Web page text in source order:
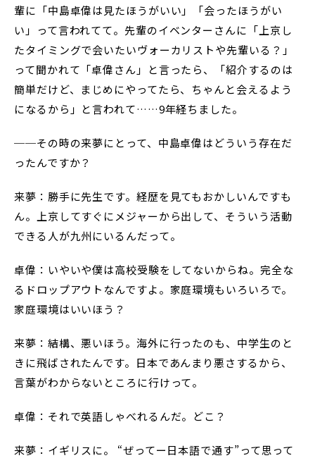
輩に「中島卓偉は見たほうがいい」「会ったほうがい
い」って言われてて。先輩のイベンターさんに「上京し
たタイミングで会いたいヴォーカリストや先輩いる？」
って聞かれて「卓偉さん」と言ったら、「紹介するのは
簡単だけど、まじめにやってたら、ちゃんと会えるよう
になるから」と言われて……9年経ちました。
──その時の来夢にとって、中島卓偉はどういう存在だ
ったんですか？
来夢：勝手に先生です。経歴を見てもおかしいんですも
ん。上京してすぐにメジャーから出して、そういう活動
できる人が九州にいるんだって。
卓偉：いやいや僕は高校受験をしてないからね。完全な
るドロップアウトなんですよ。家庭環境もいろいろで。
家庭環境はいいほう？
来夢：結構、悪いほう。海外に行ったのも、中学生のと
きに飛ばされたんです。日本であんまり悪さするから、
言葉がわからないところに行けって。
卓偉：それで英語しゃべれるんだ。どこ？
来夢：イギリスに。 “ぜってー日本語で通す”って思って